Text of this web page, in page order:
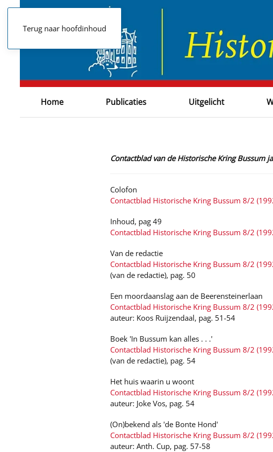
Terug naar hoofdinhoud
Home Publicaties Uitgelicht
Contactblad van de Historische Kring Bussum
Colofon
Contactblad Historische Kring Bussum 8/2
Inhoud, pag 49
Contactblad Historische Kring Bussum 8/2
Van de redactie
Contactblad Historische Kring Bussum 8/2
(van de redactie), pag. 50
Een moordaanslag aan de Beerensteinerlaan
Contactblad Historische Kring Bussum 8/2
auteur: Koos Ruijzendaal, pag. 51-54
Boek 'In Bussum kan alles . . .'
Contactblad Historische Kring Bussum 8/2
(van de redactie), pag. 54
Het huis waarin u woont
Contactblad Historische Kring Bussum 8/2
auteur: Joke Vos, pag. 54
(On)bekend als 'de Bonte Hond'
Contactblad Historische Kring Bussum 8/2
auteur: Anth. Cup, pag. 57-58